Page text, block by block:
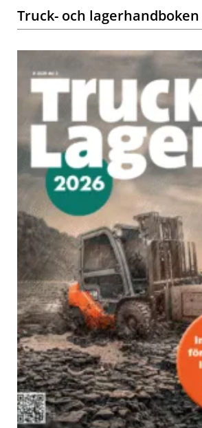
Truck- och lagerhandboken